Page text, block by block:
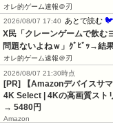
オレ的ゲーム速報＠刃
2026/08/07 17:40
あとで読む
X民「クレーンゲームで飲む
問題ないよねｗ」ｸﾞﾋﾞｯ→結
オレ的ゲーム速報＠刃
2026/08/07 21:30時点
[PR] 【Amazonデバイスサ
4K Select | 4Kの高画質スト
→ 5480円
Amazon